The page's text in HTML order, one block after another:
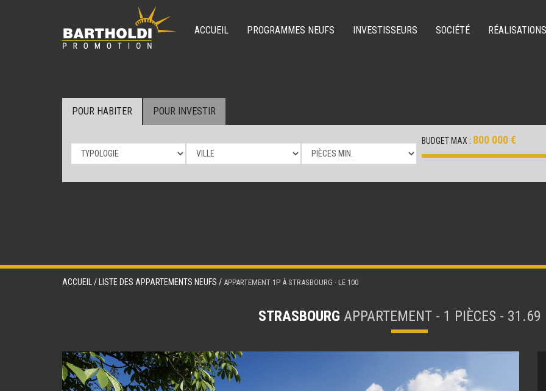
ACCUEIL PROGRAMMES NEUFS INVESTISSEURS SOCIÉTÉ RÉALISATIONS
POUR HABITER POUR INVESTIR
BUDGET MAX : 800 000 €
ACCUEIL / LISTE DES APPARTEMENTS NEUFS / APPARTEMENT 1P À STRASBOURG - LE 100
STRASBOURG APPARTEMENT - 1 PIÈCES - 31.69